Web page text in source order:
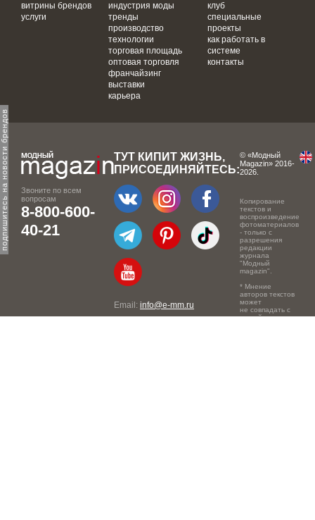
подпишитесь на новости брендов
витрины брендов
услуги
индустрия моды
тренды
производство
технологии
торговая площадь
оптовая торговля
франчайзинг
выставки
карьера
клуб
специальные
проекты
как работать в
системе
контакты
Звоните по всем
вопросам
8-800-600-
40-21
ТУТ КИПИТ ЖИЗНЬ,
ПРИСОЕДИНЯЙТЕСЬ:
Email: info@e-mm.ru
© «Модный
Magazin» 2016-
2026.
Копирование
текстов и
воспроизведение
фотоматериалов
- только с
разрешения
редакции
журнала
"Модный
magazin".
* Мнение
авторов текстов
может
не совпадать с
точкой зрения